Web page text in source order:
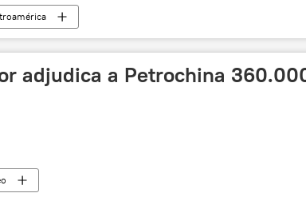
adjudica a Petrochina